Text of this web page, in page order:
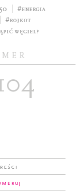
#energia
#bojkot
węgiel?